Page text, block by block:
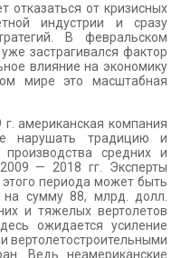
отказаться от кризисных
индустрии и сразу
В февральском
застрагивался фактор
влияние на экономику
мире это масштабная
американская компания
нарушать традицию и
производства средних и
— 2018 гг. Эксперты
периода может быть
на сумму 88, млрд. долл.
и тяжелых вертолетов
ожидается усиление
вертолетостроительными
Ведь неамериканские